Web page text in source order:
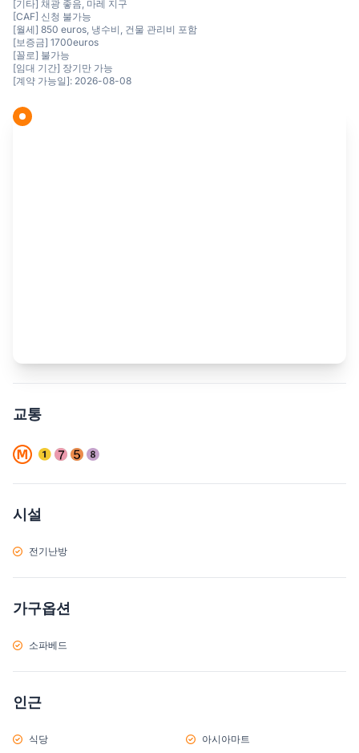
[기타] 채광 좋음, 마레 지구
[CAF] 신청 불가능
[월세] 850 euros, 냉수비, 건물 관리비 포함
[보증금] 1700euros
[꼴로] 불가능
[임대 기간] 장기만 가능
[계약 가능일]: 2026-08-08
교통
시설
전기난방
가구옵션
소파베드
인근
식당 아시아마트